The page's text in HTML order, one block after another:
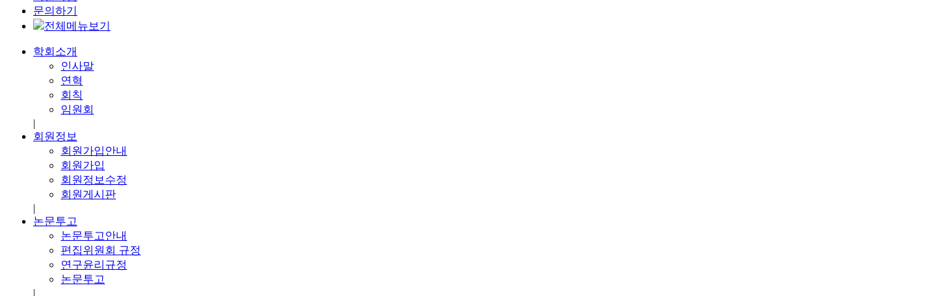
문의하기
전체메뉴보기
학회소개
인사말
연혁
회칙
임원회
|
회원정보
회원가입안내
회원가입
회원정보수정
회원게시판
|
논문투고
논문투고안내
편집위원회 규정
연구윤리규정
논문투고
|